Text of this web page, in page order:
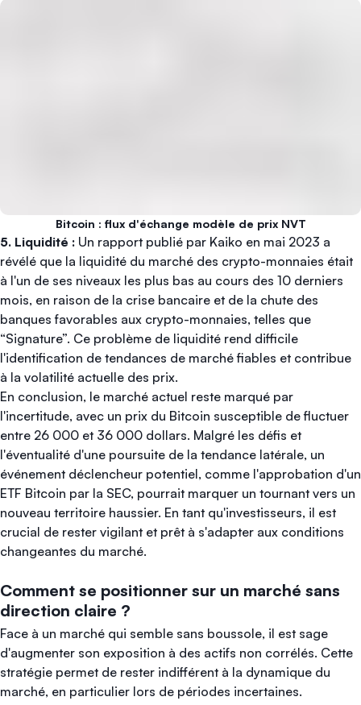
Bitcoin : flux d'échange modèle de prix NVT
5. Liquidité : Un rapport publié par Kaiko en mai 2023 a
révélé que la liquidité du marché des crypto-monnaies était
à l'un de ses niveaux les plus bas au cours des 10 derniers
mois, en raison de la crise bancaire et de la chute des
banques favorables aux crypto-monnaies, telles que
“Signature”. Ce problème de liquidité rend difficile
l'identification de tendances de marché fiables et contribue
à la volatilité actuelle des prix.
En conclusion, le marché actuel reste marqué par
l'incertitude, avec un prix du Bitcoin susceptible de fluctuer
entre 26 000 et 36 000 dollars. Malgré les défis et
l'éventualité d'une poursuite de la tendance latérale, un
événement déclencheur potentiel, comme l'approbation d'un
ETF Bitcoin par la SEC, pourrait marquer un tournant vers un
nouveau territoire haussier. En tant qu'investisseurs, il est
crucial de rester vigilant et prêt à s'adapter aux conditions
changeantes du marché.
Comment se positionner sur un marché sans
direction claire ?
Face à un marché qui semble sans boussole, il est sage
d'augmenter son exposition à des actifs non corrélés. Cette
stratégie permet de rester indifférent à la dynamique du
marché, en particulier lors de périodes incertaines.